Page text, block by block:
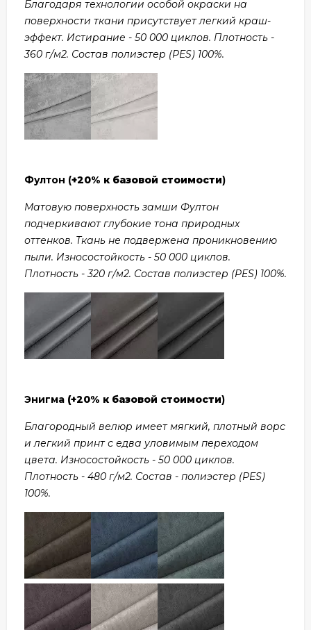
Благодаря технологии особой окраски на
поверхности ткани присутствует легкий краш-
эффект. Истирание - 50 000 циклов. Плотность -
360 г/м2. Состав полиэстер (PES) 100%.
Фултон (+20% к базовой стоимости)
Матовую поверхность замши Фултон
подчеркивают глубокие тона природных
оттенков. Ткань не подвержена проникновению
пыли. Износостойкость - 50 000 циклов.
Плотность - 320 г/м2. Состав полиэстер (PES) 100%.
Энигма (+20% к базовой стоимости)
Благородный велюр имеет мягкий, плотный ворс
и легкий принт с едва уловимым переходом
цвета. Износостойкость - 50 000 циклов.
Плотность - 480 г/м2. Состав - полиэстер (PES)
100%.